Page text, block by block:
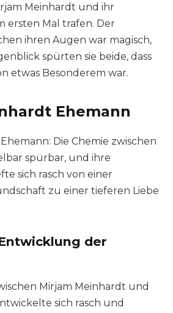
Meinhardt und ihr
ersten Mal trafen. Der
ihren Augen war magisch,
spürten sie beide, dass
etwas Besonderem war.
Ehemann
Die Chemie zwischen
spürbar, und ihre
sich rasch von einer
zu einer tieferen Liebe
der
Mirjam Meinhardt und
sich rasch und